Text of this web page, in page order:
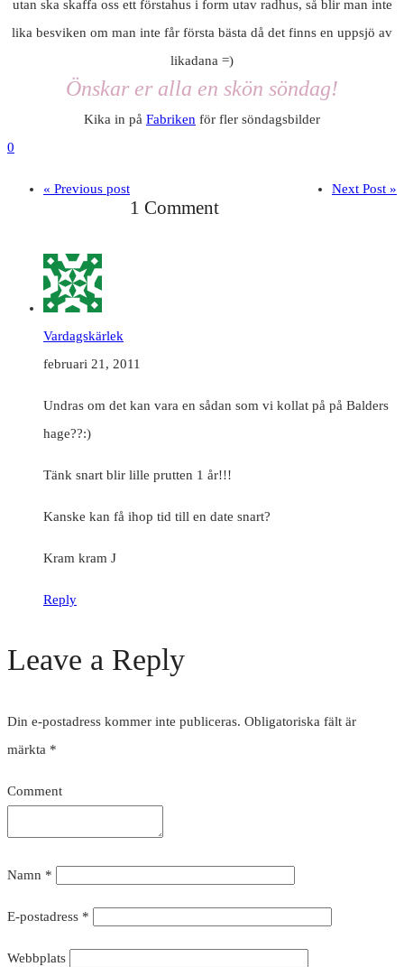
utan ska skaffa oss ett förstahus i form utav radhus, så blir man inte
lika besviken om man inte får första bästa då det finns en uppsjö av
likadana =)
Önskar er alla en skön söndag!
Kika in på Fabriken för fler söndagsbilder
0
« Previous post Next Post »
1 Comment
Vardagskärlek
februari 21, 2011
Undras om det kan vara en sådan som vi kollat på på Balders
hage??:)
Tänk snart blir lille prutten 1 år!!!
Kanske kan få ihop tid till en date snart?
Kram kram J
Reply
Leave a Reply
Din e-postadress kommer inte publiceras. Obligatoriska fält är
märkta *
Comment
Namn *
E-postadress *
Webbplats